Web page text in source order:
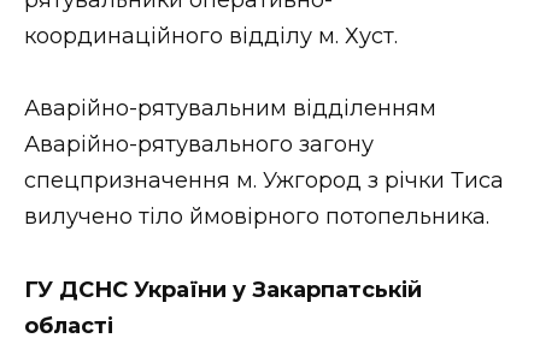
координаційного відділу м. Хуст.
Аварійно-рятувальним відділенням
Аварійно-рятувального загону
спецпризначення м. Ужгород з річки Тиса
вилучено тіло ймовірного потопельника.
ГУ ДСНС України у Закарпатській
області